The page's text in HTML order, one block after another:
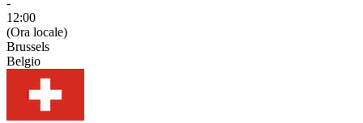
-
12:00
(Ora locale)
Brussels
Belgio